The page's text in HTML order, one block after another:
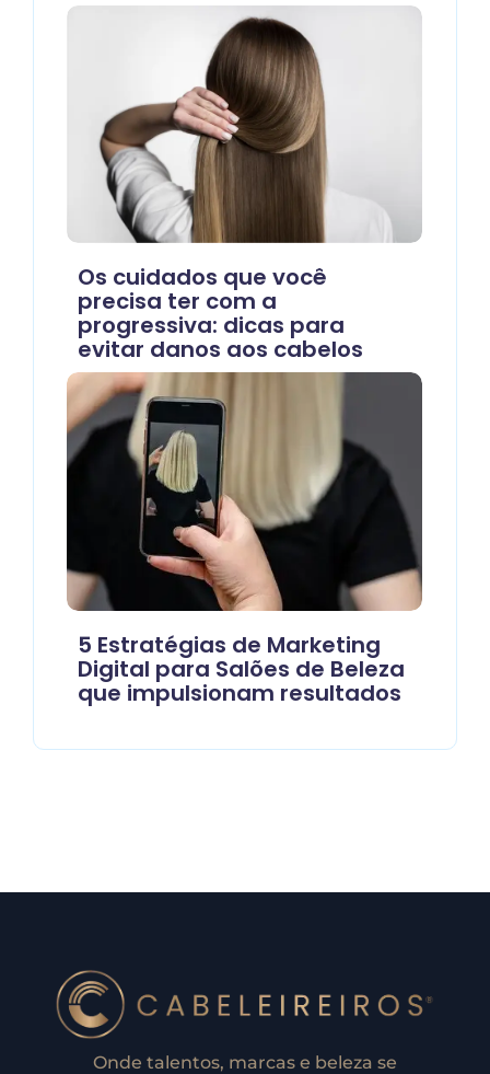
Os cuidados que você
precisa ter com a
progressiva: dicas para
evitar danos aos cabelos
5 Estratégias de Marketing
Digital para Salões de Beleza
que impulsionam resultados
Onde talentos, marcas e beleza se